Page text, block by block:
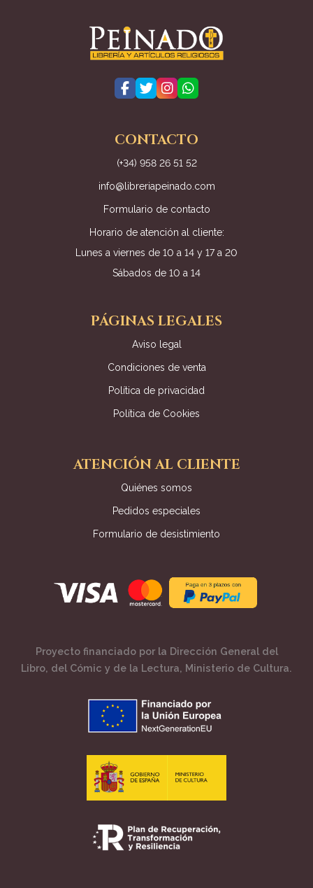
CONTACTO
(+34) 958 26 51 52
info@libreriapeinado.com
Formulario de contacto
Horario de atención al cliente:
Lunes a viernes de 10 a 14 y 17 a 20
Sábados de 10 a 14
PÁGINAS LEGALES
Aviso legal
Condiciones de venta
Política de privacidad
Política de Cookies
ATENCIÓN AL CLIENTE
Quiénes somos
Pedidos especiales
Formulario de desistimiento
Proyecto financiado por la Dirección General del
Libro, del Cómic y de la Lectura, Ministerio de Cultura.